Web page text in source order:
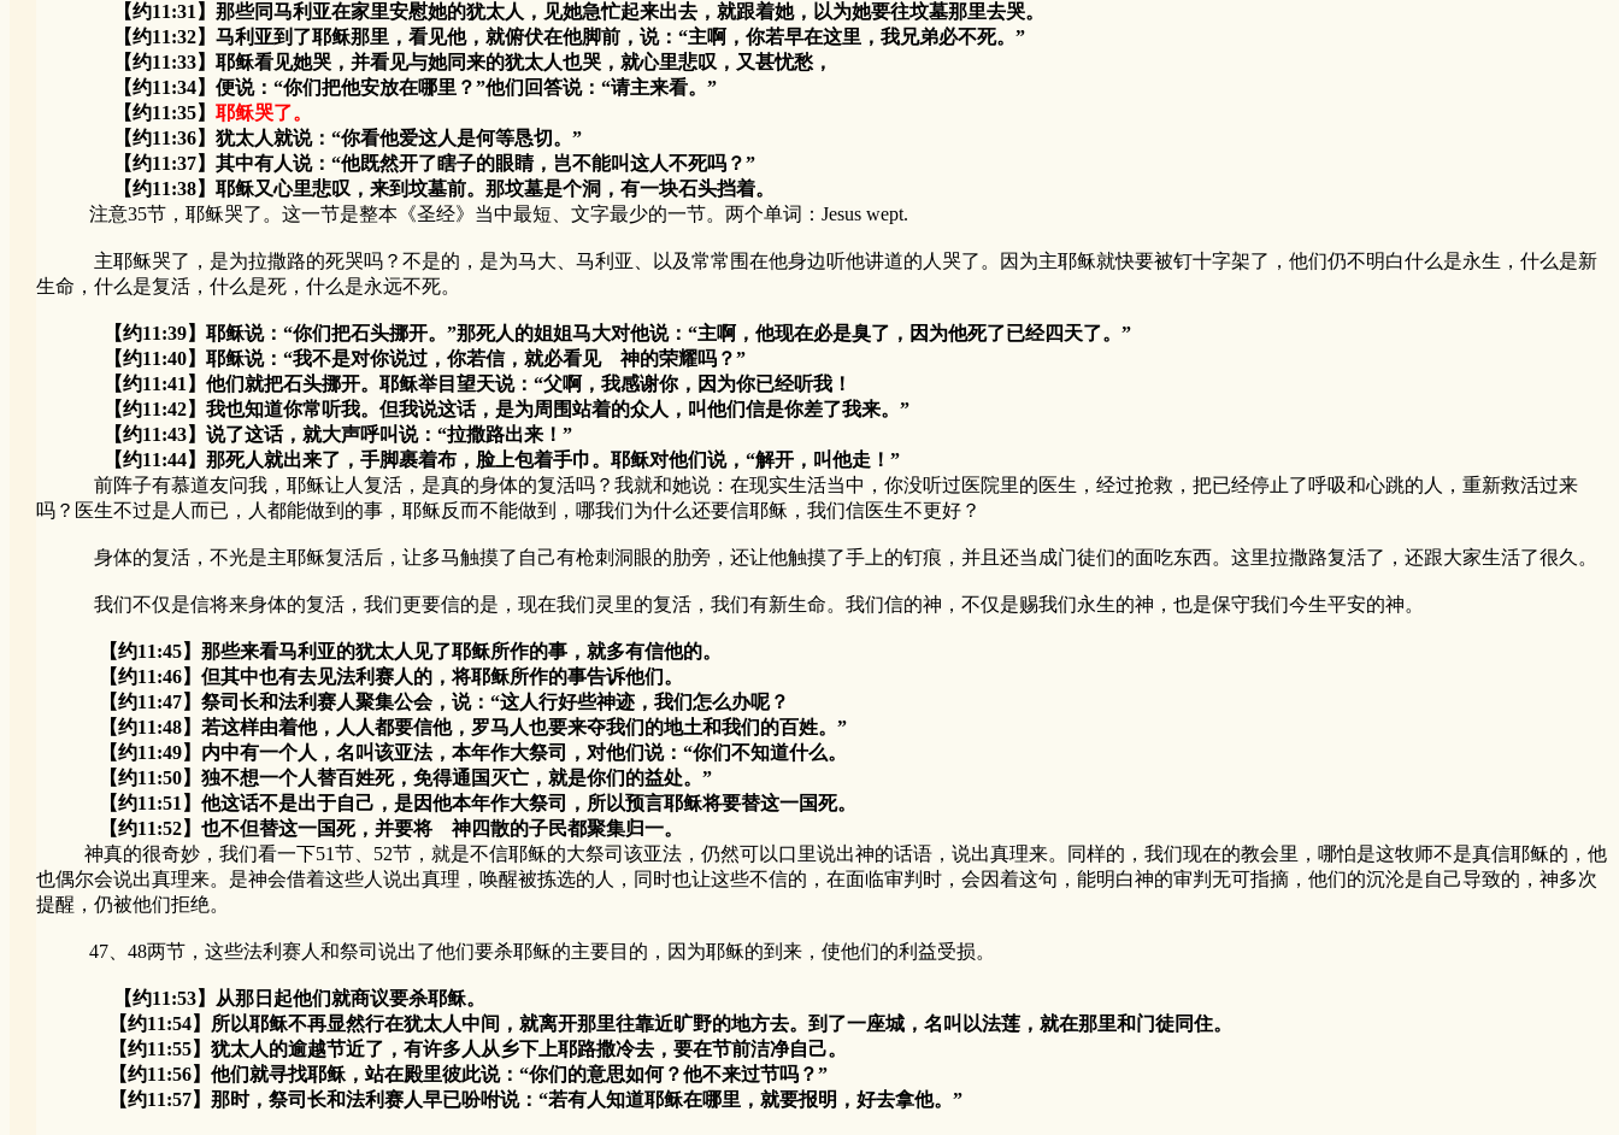
【约11:31】那些同马利亚在家里安慰她的犹太人，见她急忙起来出去，就跟着她，以为她要往坟墓那里去哭。
【约11:32】马利亚到了耶稣那里，看见他，就俯伏在他脚前，说：“主啊，你若早在这里，我兄弟必不死。”
【约11:33】耶稣看见她哭，并看见与她同来的犹太人也哭，就心里悲叹，又甚忧愁，
【约11:34】便说：“你们把他安放在哪里？”他们回答说：“请主来看。”
【约11:35】 耶稣哭了。
【约11:36】犹太人就说：“你看他爱这人是何等恳切。”
【约11:37】其中有人说：“他既然开了瞎子的眼睛，岂不能叫这人不死吗？”
【约11:38】耶稣又心里悲叹，来到坟墓前。那坟墓是个洞，有一块石头挡着。
注意35节，耶稣哭了。这一节是整本《圣经》当中最短、文字最少的一节。两个单词：Jesus wept.
主耶稣哭了，是为拉撒路的死哭吗？不是的，是为马大、马利亚、以及常常围在他身边听他讲道的人哭了。因为主耶稣就快要被钉十字架了，他们仍不明白什么是永生，什么是新
生命，什么是复活，什么是死，什么是永远不死。
【约11:39】耶稣说：“你们把石头挪开。”那死人的姐姐马大对他说：“主啊，他现在必是臭了，因为他死了已经四天了。”
【约11:40】耶稣说：“我不是对你说过，你若信，就必看见 神的荣耀吗？”
【约11:41】他们就把石头挪开。耶稣举目望天说：“父啊，我感谢你，因为你已经听我！
【约11:42】我也知道你常听我。但我说这话，是为周围站着的众人，叫他们信是你差了我来。”
【约11:43】说了这话，就大声呼叫说：“拉撒路出来！”
【约11:44】那死人就出来了，手脚裹着布，脸上包着手巾。耶稣对他们说，“解开，叫他走！”
前阵子有慕道友问我，耶稣让人复活，是真的身体的复活吗？我就和她说：在现实生活当中，你没听过医院里的医生，经过抢救，把已经停止了呼吸和心跳的人，重新救活过来
吗？医生不过是人而已，人都能做到的事，耶稣反而不能做到，哪我们为什么还要信耶稣，我们信医生不更好？
身体的复活，不光是主耶稣复活后，让多马触摸了自己有枪刺洞眼的肋旁，还让他触摸了手上的钉痕，并且还当成门徒们的面吃东西。这里拉撒路复活了，还跟大家生活了很久。
我们不仅是信将来身体的复活，我们更要信的是，现在我们灵里的复活，我们有新生命。我们信的神，不仅是赐我们永生的神，也是保守我们今生平安的神。
【约11:45】那些来看马利亚的犹太人见了耶稣所作的事，就多有信他的。
【约11:46】但其中也有去见法利赛人的，将耶稣所作的事告诉他们。
【约11:47】祭司长和法利赛人聚集公会，说：“这人行好些神迹，我们怎么办呢？
【约11:48】若这样由着他，人人都要信他，罗马人也要来夺我们的地土和我们的百姓。”
【约11:49】内中有一个人，名叫该亚法，本年作大祭司，对他们说：“你们不知道什么。
【约11:50】独不想一个人替百姓死，免得通国灭亡，就是你们的益处。”
【约11:51】他这话不是出于自己，是因他本年作大祭司，所以预言耶稣将要替这一国死。
【约11:52】也不但替这一国死，并要将 神四散的子民都聚集归一。
神真的很奇妙，我们看一下51节、52节，就是不信耶稣的大祭司该亚法，仍然可以口里说出神的话语，说出真理来。同样的，我们现在的教会里，哪怕是这牧师不是真信耶稣的，他
也偶尔会说出真理来。是神会借着这些人说出真理，唤醒被拣选的人，同时也让这些不信的，在面临审判时，会因着这句，能明白神的审判无可指摘，他们的沉沦是自己导致的，神多次
提醒，仍被他们拒绝。
47、48两节，这些法利赛人和祭司说出了他们要杀耶稣的主要目的，因为耶稣的到来，使他们的利益受损。
【约11:53】从那日起他们就商议要杀耶稣。
【约11:54】所以耶稣不再显然行在犹太人中间，就离开那里往靠近旷野的地方去。到了一座城，名叫以法莲，就在那里和门徒同住。
【约11:55】犹太人的逾越节近了，有许多人从乡下上耶路撒冷去，要在节前洁净自己。
【约11:56】他们就寻找耶稣，站在殿里彼此说：“你们的意思如何？他不来过节吗？”
【约11:57】那时，祭司长和法利赛人早已吩咐说：“若有人知道耶稣在哪里，就要报明，好去拿他。”